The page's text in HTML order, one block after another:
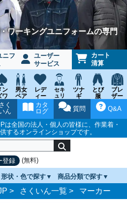
ワーキングユニフォームの専門
ニフ
ユーザー
サービス
カート
清算
ン
ワ
キ
グ
男女
ペア
レデ
ィー
ス
ワー
キン
グ
セキ
ュリ
ティ
ウェ
ツナ
ギ
とび
服
鳶作
業用
ブレ
ザー
ツ
Q&A
質問
カタ
ログ
く
ん
全国の法人・個人の皆様に、作業着・
するオンラインショップです。
登録 (無料)
状・色で探す 商品分類で探す
> さくいん一覧 > マーカー